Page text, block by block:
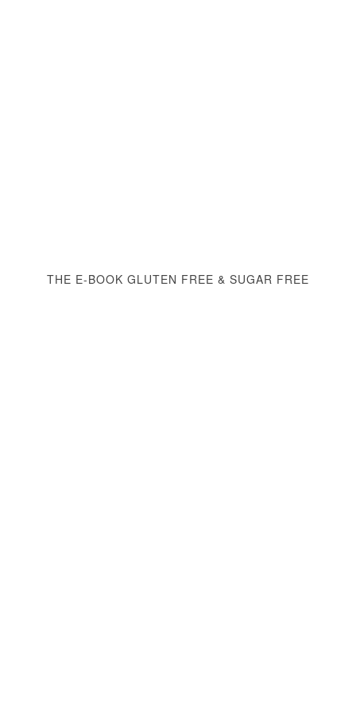
THE E-BOOK GLUTEN FREE & SUGAR FREE